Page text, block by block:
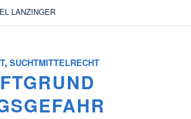
LANZINGER
,SUCHTMITTELRECHT